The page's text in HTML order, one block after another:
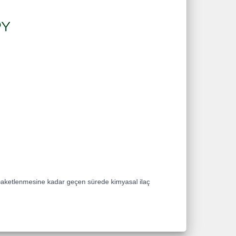
kadar geçen sürede kimyasal ilaç